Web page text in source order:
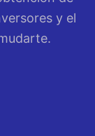
y el